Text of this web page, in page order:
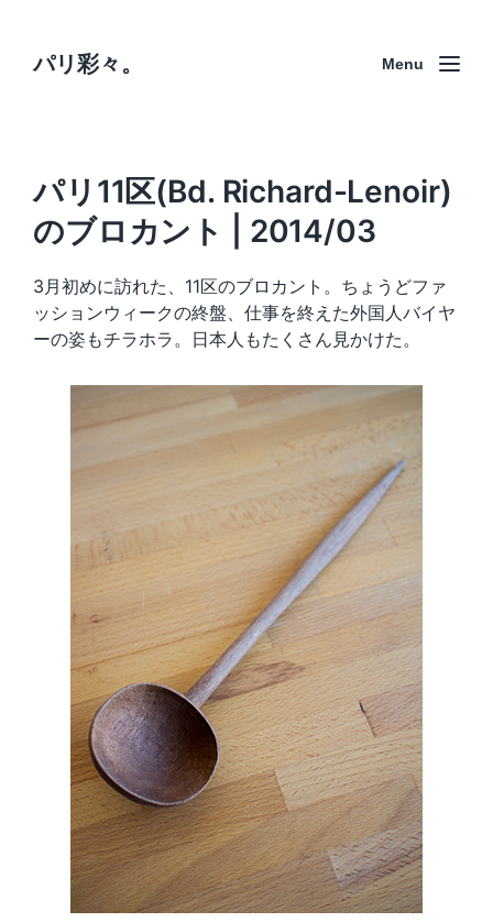
パリ彩々。 Menu
パリ11区(Bd. Richard-Lenoir)
のブロカント | 2014/03
3月初めに訪れた、11区のブロカント。ちょうどファ
ッションウィークの終盤、仕事を終えた外国人バイヤ
ーの姿もチラホラ。日本人もたくさん見かけた。